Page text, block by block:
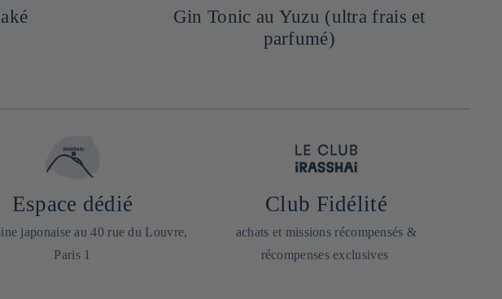
Gin Tonic au Yuzu (ultra frais et
parfumé)
Espace dédié
japonaise au 40 rue du Louvre,
Paris 1
Club Fidélité
achats et missions récompensés &
récompenses exclusives